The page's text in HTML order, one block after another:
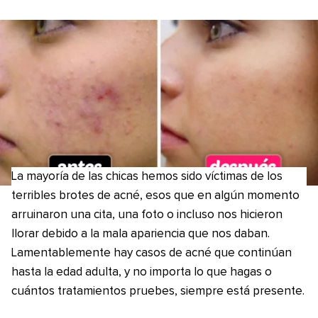
La mayoría de las chicas hemos sido víctimas de los
terribles brotes de acné, esos que en algún momento
arruinaron una cita, una foto o incluso nos hicieron
llorar debido a la mala apariencia que nos daban.
Lamentablemente hay casos de acné que continúan
hasta la edad adulta, y no importa lo que hagas o
cuántos tratamientos pruebes, siempre está presente.